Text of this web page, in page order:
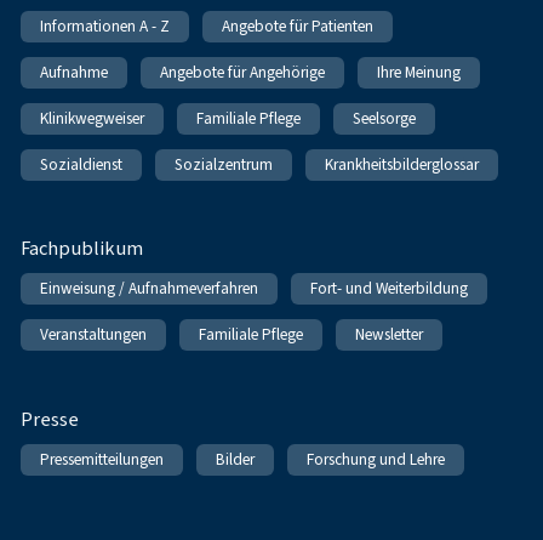
Informationen A - Z Angebote für Patienten
Aufnahme Angebote für Angehörige Ihre Meinung
Klinikwegweiser Familiale Pflege Seelsorge
Sozialdienst Sozialzentrum Krankheitsbilderglossar
Fachpublikum
Einweisung / Aufnahmeverfahren Fort- und Weiterbildung
Veranstaltungen Familiale Pflege Newsletter
Presse
Pressemitteilungen Bilder Forschung und Lehre